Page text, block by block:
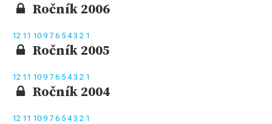
Ročník 2006
12 11 10 9 7 6 5 43 2 1
Ročník 2005
12 11 10 9 7 6 5 43 2 1
Ročník 2004
12 11 10 9 7 6 5 43 2 1